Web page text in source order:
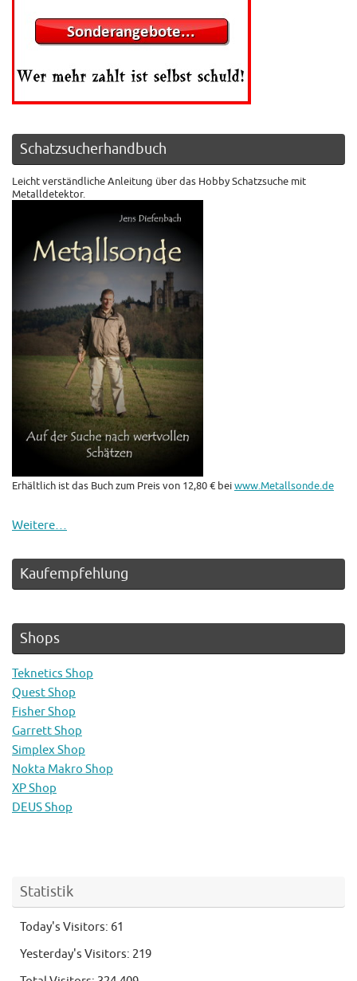
Schatzsucherhandbuch
Leicht verständliche Anleitung über das Hobby Schatzsuche mit
Metalldetektor.
Erhältlich ist das Buch zum Preis von 12,80 € beiwww.Metallsonde.de
Weitere…
Kaufempfehlung
Shops
Teknetics Shop
Quest Shop
Fisher Shop
Garrett Shop
Simplex Shop
Nokta Makro Shop
XP Shop
DEUS Shop
Statistik
Today's Visitors: 61
Yesterday's Visitors: 219